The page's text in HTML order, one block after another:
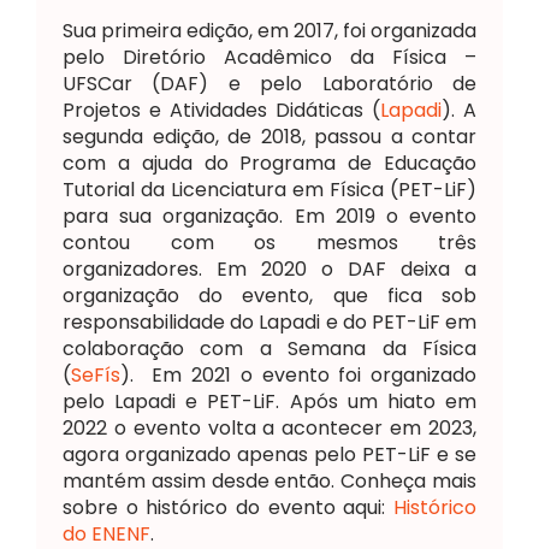
Sua primeira edição, em 2017, foi organizada
pelo Diretório Acadêmico da Física –
UFSCar (DAF) e pelo Laboratório de
Projetos e Atividades Didáticas (Lapadi). A
segunda edição, de 2018, passou a contar
com a ajuda do Programa de Educação
Tutorial da Licenciatura em Física (PET-LiF)
para sua organização. Em 2019 o evento
contou com os mesmos três
organizadores. Em 2020 o DAF deixa a
organização do evento, que fica sob
responsabilidade do Lapadi e do PET-LiF em
colaboração com a Semana da Física
(SeFís). Em 2021 o evento foi organizado
pelo Lapadi e PET-LiF. Após um hiato em
2022 o evento volta a acontecer em 2023,
agora organizado apenas pelo PET-LiF e se
mantém assim desde então. Conheça mais
sobre o histórico do evento aqui: Histórico
do ENENF.